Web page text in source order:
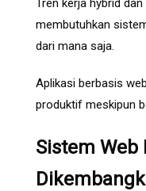
Tren kerja hybrid
membutuhkan
dari mana saja.
Aplikasi berbasis
produktif meskipun
Sistem Web